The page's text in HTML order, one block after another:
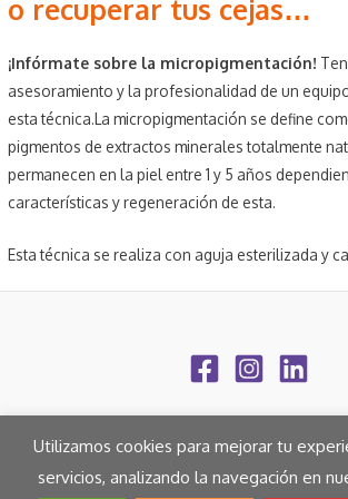
o recuperar tus cejas…
¡Infórmate sobre la micropigmentación!
asesoramiento y la profesionalidad de un
esta técnica.La micropigmentación se define
pigmentos de extractos minerales totalmente
permanecen en la piel entre 1 y 5 años
características y regeneración de esta.
Esta técnica se realiza con aguja esterilizada y
Utilizamos cookies para mejorar tu
servicios, analizando la navegación en